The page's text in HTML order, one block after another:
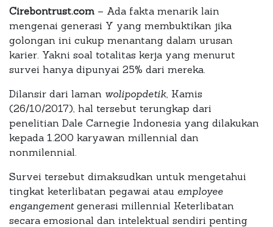
Cirebontrust.com – Ada fakta menarik lain
mengenai generasi Y yang membuktikan jika
golongan ini cukup menantang dalam urusan
karier. Yakni soal totalitas kerja yang menurut
survei hanya dipunyai 25% dari mereka.
Dilansir dari laman wolipopdetik, Kamis
(26/10/2017), hal tersebut terungkap dari
penelitian Dale Carnegie Indonesia yang dilakukan
kepada 1.200 karyawan millennial dan
nonmilennial.
Survei tersebut dimaksudkan untuk mengetahui
tingkat keterlibatan pegawai atau employee
engangementgenerasi millennial Keterlibatan
secara emosional dan intelektual sendiri penting